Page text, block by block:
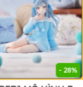
- 28%